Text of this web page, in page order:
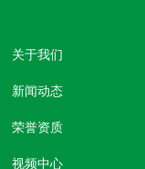
关于我们
新闻动态
荣誉资质
视频中心